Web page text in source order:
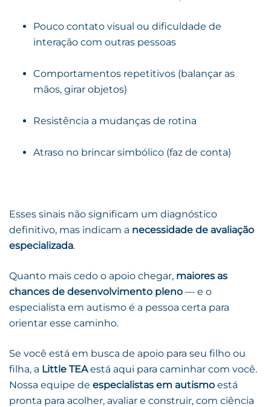
Pouco contato visual ou dificuldade de
interação com outras pessoas
Comportamentos repetitivos (balançar as
mãos, girar objetos)
Resistência a mudanças de rotina
Atraso no brincar simbólico (faz de conta)
Esses sinais não significam um diagnóstico
definitivo, mas indicam a necessidade de avaliação
especializada.
Quanto mais cedo o apoio chegar, maiores as
chances de desenvolvimento pleno — e o
especialista em autismo é a pessoa certa para
orientar esse caminho.
Se você está em busca de apoio para seu filho ou
filha, a Little TEAestá aqui para caminhar com você.
Nossa equipe de especialistas em autismo está
pronta para acolher, avaliar e construir, com ciência